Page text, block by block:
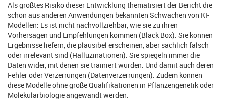
Als größtes Risiko dieser Entwicklung thematisiert der Bericht die
schon aus anderen Anwendungen bekannten Schwächen von KI-
Modellen: Es ist nicht nachvollziehbar, wie sie zu ihren
Vorhersagen und Empfehlungen kommen (Black Box). Sie können
Ergebnisse liefern, die plausibel erscheinen, aber sachlich falsch
oder irrelevant sind (Halluzinationen). Sie spiegeln immer die
Daten wider, mit denen sie trainiert wurden. Und damit auch deren
Fehler oder Verzerrungen (Datenverzerrungen). Zudem können
diese Modelle ohne große Qualifikationen in Pflanzengenetik oder
Molekularbiologie angewandt werden.